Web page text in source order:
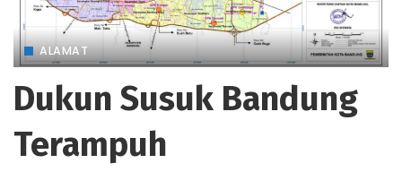
ALAMAT
Dukun Susuk Bandung
Terampuh